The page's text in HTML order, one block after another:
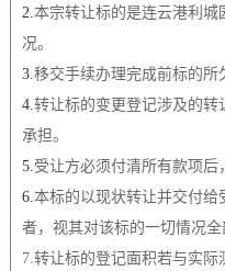
2.本宗转让标的是连云港利城
况。
3.移交手续办理完成前标的
4.转让标的变更登记涉及的
承担。
5.受让方必须付清所有款项
6.本标的以现状转让并交付
者，视其对该标的一切情况
7.转让标的登记面积若与